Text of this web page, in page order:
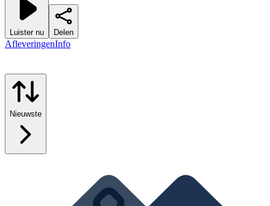
Luister nu Delen
AfleveringenInfo
Nieuwste